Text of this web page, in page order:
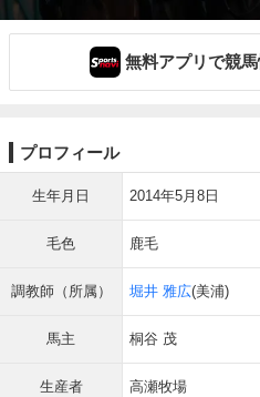
無料アプリで競
プロフィール
生年月日 2014年5月8日
毛色 鹿毛
調教師（所属） 堀井 雅広(美浦)
馬主 桐谷 茂
生産者 高瀬牧場